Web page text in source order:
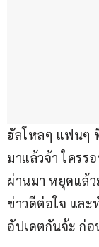
ฮัลโหลๆ แฟนๆ
มาแล้วจ้า ใครร
ผ่านมา หยุดแล้ว
ข่าวดีต่อใจ แล
อัปเดตกันจ้ะ ก่